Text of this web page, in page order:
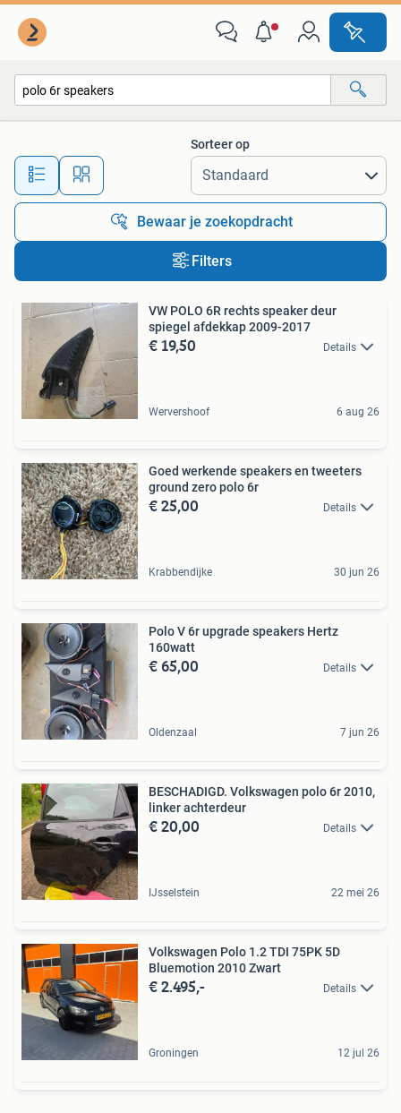
Alle afstanden…
Sorteer op
Bewaar je zoekopdracht
Filters
VW POLO 6R rechts speaker deur
spiegel afdekkap 2009-2017
€ 19,50 Details
Wervershoof 6 aug 26
Goed werkende speakers en tweeters
ground zero polo 6r
€ 25,00 Details
Krabbendijke 30 jun 26
Polo V 6r upgrade speakers Hertz
160watt
€ 65,00 Details
Oldenzaal 7 jun 26
BESCHADIGD. Volkswagen polo 6r 2010,
linker achterdeur
€ 20,00 Details
IJsselstein 22 mei 26
Volkswagen Polo 1.2 TDI 75PK 5D
Bluemotion 2010 Zwart
€ 2.495,- Details
Groningen 12 jul 26